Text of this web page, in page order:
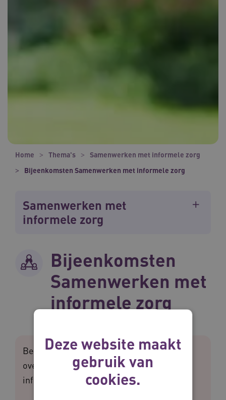
Home Thema's
Samenwerken met informele zorg
Bijeenkomsten Samenwerken met informele zorg
Samenwerken met
informele zorg
Bijeenkomsten
Samenwerken met
informele zorg
Bekijk een overzicht van bijeenkomsten
over het thema Samenwerken met
informele zorg.
Deze website maakt
gebruik van
cookies.